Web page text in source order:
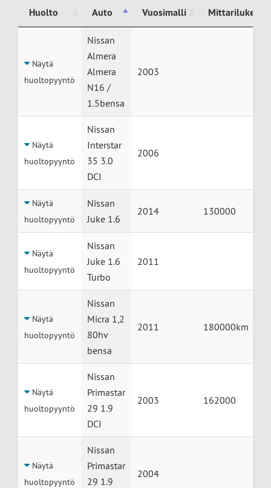
Huolto Auto Vuosimalli
Mittarilukema
Auto
Näytä
huoltopyyntö
Nissan
Almera
Almera
N16 /
1.5bensa
2003
Näytä
huoltopyyntö
Nissan
Interstar
35 3.0
DCI
2006
Näytä
huoltopyyntö
Nissan
Juke 1.6
2014 130000
Näytä
huoltopyyntö
Nissan
Juke 1.6
Turbo
2011
Näytä
huoltopyyntö
Nissan
Micra 1,2
80hv
bensa
2011 180000km
Näytä
huoltopyyntö
Nissan
Primastar
29 1.9
DCI
2003 162000
Näytä
huoltopyyntö
Nissan
Primastar
29 1.9
2004